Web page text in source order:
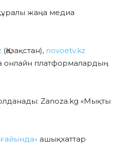
жаңа медиа
(Қазақстан), novoetv.kz
онлайн платформалардың
Zanoza.kg «Мықты
ашықхаттар